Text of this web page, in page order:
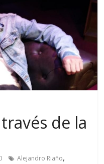
de la
Alejandro Riaño,